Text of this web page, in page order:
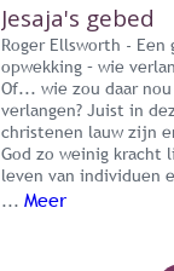
Jesaja's gebed
Roger Ellsworth -
opwekking – wie
Of... wie zou daar
verlangen? Juist in
christenen lauw zijn
God zo weinig
leven van individuen
... Meer